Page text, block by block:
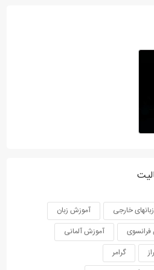
خارجی
آموزش زبان
آموزش آلمانی
گرامر